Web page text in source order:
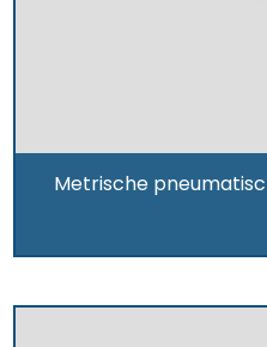
Metrische